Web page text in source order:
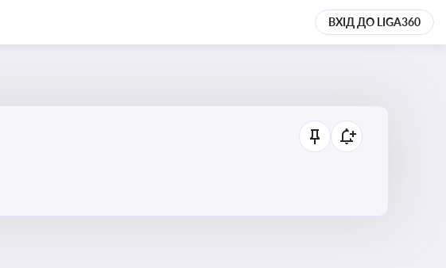
ВХІД ДО LIGA360